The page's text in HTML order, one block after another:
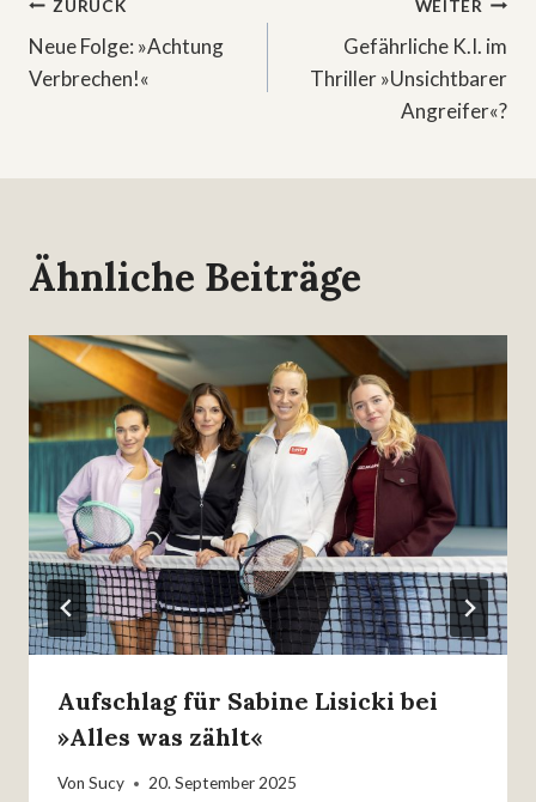
Beitragsnavigation
ZURÜCK
Neue Folge: »Achtung
Verbrechen!«
WEITER
Gefährliche K.I. im
Thriller »Unsichtbarer
Angreifer«?
Ähnliche Beiträge
Aufschlag für Sabine Lisicki bei
»Alles was zählt«
Von Sucy 20. September 2025